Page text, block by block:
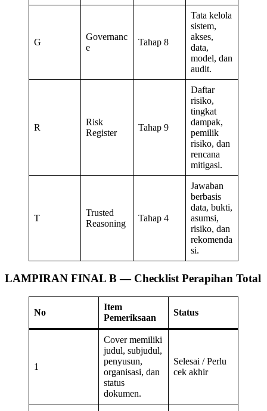
G
Governanc
e
Tahap 8
Tata kelola
sistem,
akses,
data,
model, dan
audit.
R
Risk
Register
Tahap 9
Daftar
risiko,
tingkat
dampak,
pemilik
risiko, dan
rencana
mitigasi.
T
Trusted
Reasoning
Tahap 4
Jawaban
berbasis
data, bukti,
asumsi,
risiko, dan
rekomenda
si.
LAMPIRAN FINAL B — Checklist Perapihan Total
No
Item
Pemeriksaan
Status
1
Cover memiliki
judul, subjudul,
penyusun,
organisasi, dan
status
dokumen.
Selesai / Perlu
cek akhir